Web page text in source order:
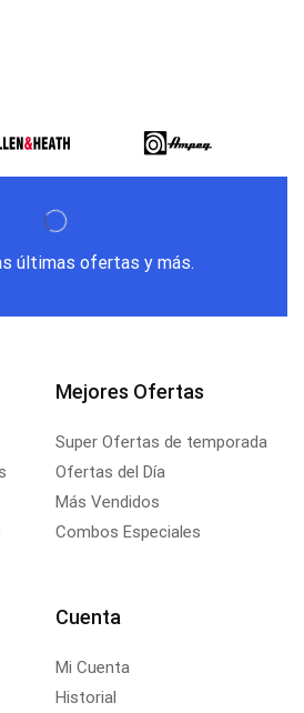
últimas ofertas y más.
Mejores Ofertas
Super Ofertas de temporada
Ofertas del Día
Más Vendidos
Combos Especiales
Cuenta
Mi Cuenta
Historial